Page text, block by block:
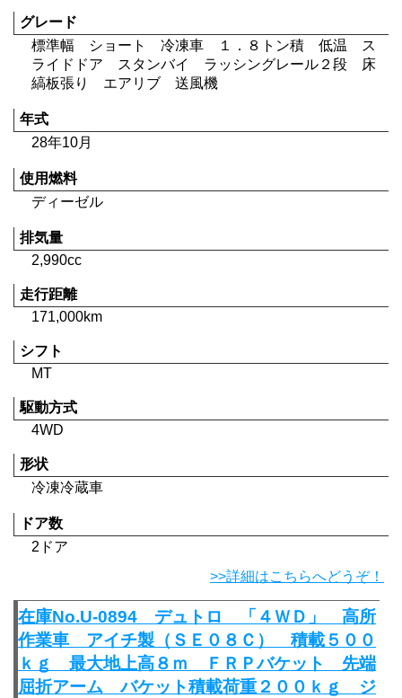
グレード
標準幅 ショート 冷凍車 １．８トン積 低温 ス
ライドドア スタンバイ ラッシングレール２段 床
縞板張り エアリブ 送風機
年式
28年10月
使用燃料
ディーゼル
排気量
2,990cc
走行距離
171,000km
シフト
MT
駆動方式
4WD
形状
冷凍冷蔵車
ドア数
2ドア
>>詳細はこちらへどうぞ！
在庫No.U-0894 デュトロ 「４ＷＤ」 高所
作業車 アイチ製（ＳＥ０８Ｃ） 積載５００
ｋｇ 最大地上高８ｍ ＦＲＰバケット 先端
屈折アーム バケット積載荷重２００ｋｇ ジ